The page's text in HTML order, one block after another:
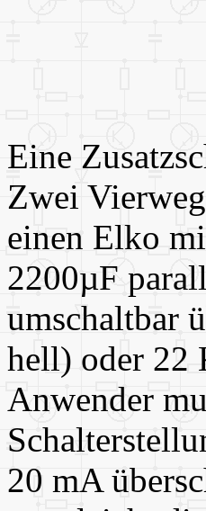
Eine
Zwei
einen Elko
2200µF
umschaltbar
hell) oder 22
Anwender
20 mA